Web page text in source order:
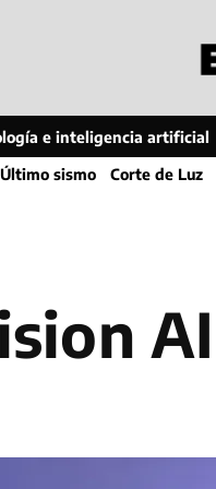
e inteligencia artificial
Último sismo Corte de Luz
AI